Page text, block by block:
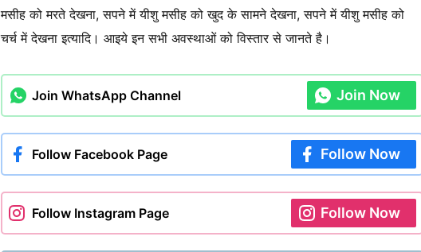
मसीह को मरते देखना, सपने में यीशु मसीह को खुद के सामने देखना, सपने में यीशु मसीह को
चर्च में देखना इत्यादि। आइये इन सभी अवस्थाओं को विस्तार से जानते है।
Join WhatsApp Channel Join Now
Follow Facebook Page Follow Now
Follow Instagram Page Follow Now